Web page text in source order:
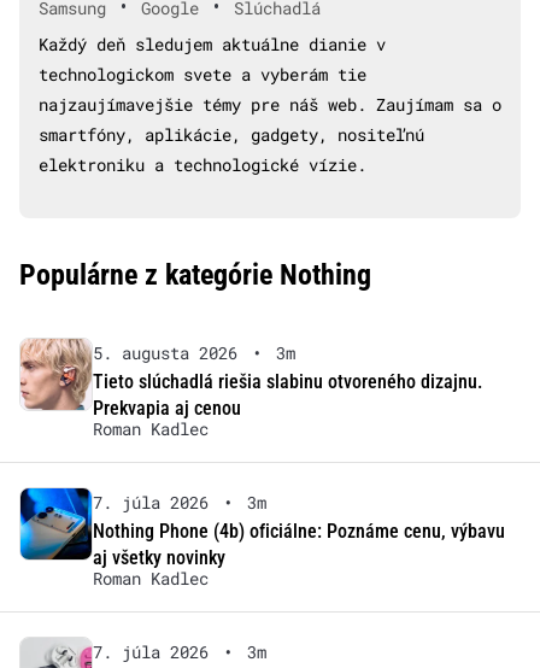
Samsung • Google •
Slúchadlá
Každý deň sledujem aktuálne dianie v
technologickom svete a vyberám tie
najzaujímavejšie témy pre náš web. Zaujímam sa o
smartfóny, aplikácie, gadgety, nositeľnú
elektroniku a technologické vízie.
Populárne z kategórie Nothing
5. augusta 2026 •
3m
Tieto slúchadlá riešia slabinu otvoreného dizajnu.
Prekvapia aj cenou
Roman Kadlec
7. júla 2026 •
3m
Nothing Phone (4b) oficiálne: Poznáme cenu, výbavu
aj všetky novinky
Roman Kadlec
7. júla 2026 •
3m